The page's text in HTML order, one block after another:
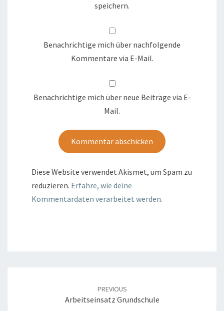
speichern.
Benachrichtige mich über nachfolgende
Kommentare via E-Mail.
Benachrichtige mich über neue Beiträge via E-
Mail.
Diese Website verwendet Akismet, um Spam zu
reduzieren. Erfahre, wie deine
Kommentardaten verarbeitet werden.
PREVIOUS
Arbeitseinsatz Grundschule